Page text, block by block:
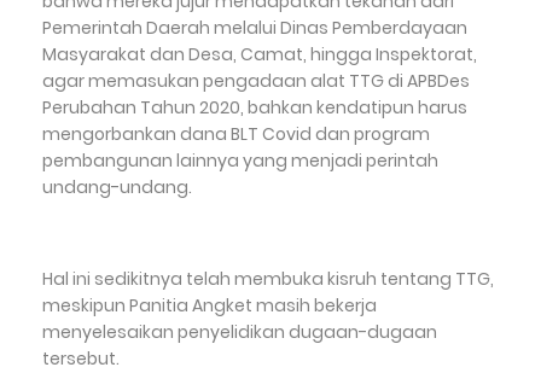
Pemerintah Daerah melalui Dinas Pemberdayaan
Masyarakat dan Desa, Camat, hingga Inspektorat,
agar memasukan pengadaan alat TTG di APBDes
Perubahan Tahun 2020, bahkan kendatipun harus
mengorbankan dana BLT Covid dan program
pembangunan lainnya yang menjadi perintah
undang-undang.
Hal ini sedikitnya telah membuka kisruh tentang TTG,
meskipun Panitia Angket masih bekerja
menyelesaikan penyelidikan dugaan-dugaan
tersebut.